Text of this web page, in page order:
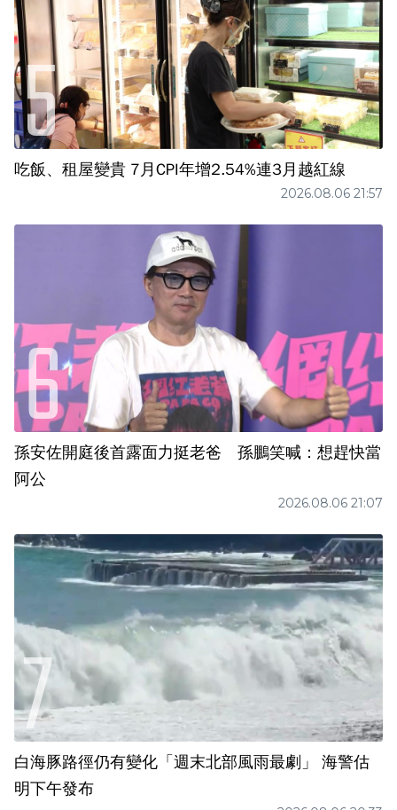
吃飯、租屋變貴 7月CPI年增2.54%連3月越紅線
2026.08.06 21:57
孫安佐開庭後首露面力挺老爸 孫鵬笑喊：想趕快當
阿公
2026.08.06 21:07
白海豚路徑仍有變化「週末北部風雨最劇」 海警估
明下午發布